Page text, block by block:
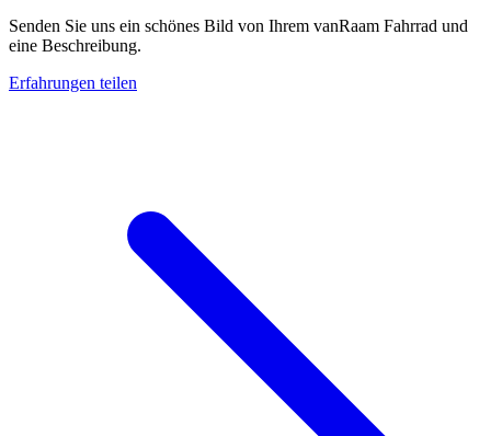
Senden Sie uns ein schönes Bild von Ihrem vanRaam Fahrrad und
eine Beschreibung.
Erfahrungen teilen